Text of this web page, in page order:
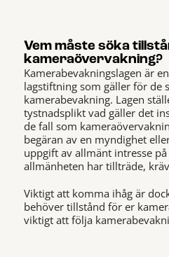
Vem måste söka
kameraövervakning?
Kamerabevakningslagen är
lagstiftning som gäller för de
kamerabevakning. Lagen
tystnadsplikt vad gäller det
de fall som
begäran av en myndighet
uppgift av allmänt intresse
allmänheten har tillträde,
Viktigt att komma ihåg är
behöver tillstånd för er
viktigt att följa